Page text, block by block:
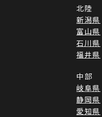
北陸
新潟県
富山県
石川県
福井県
中部
岐阜県
静岡県
愛知県